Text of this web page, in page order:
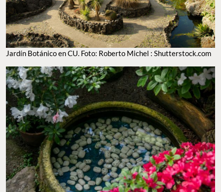
Jardín Botánico en CU. Foto: Roberto Michel : Shutterstock.com